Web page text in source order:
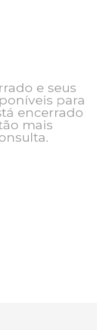
e seus
para
encerrado
mais